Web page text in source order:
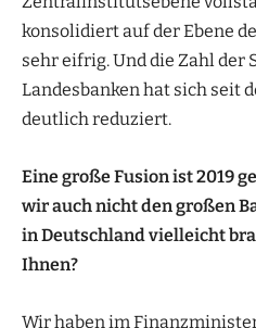
konsolidiert auf der Ebene
sehr eifrig. Und die Zahl der
Landesbanken hat sich seit
deutlich reduziert.
Eine große Fusion ist 2019
wir auch nicht den großen
in Deutschland vielleicht
Ihnen?
Wir haben im